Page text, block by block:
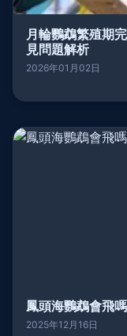
月輪鸚鵡繁殖期
見問題解析
2026年01月02日
鳳頭海鸚鵡會飛
2025年12月16日